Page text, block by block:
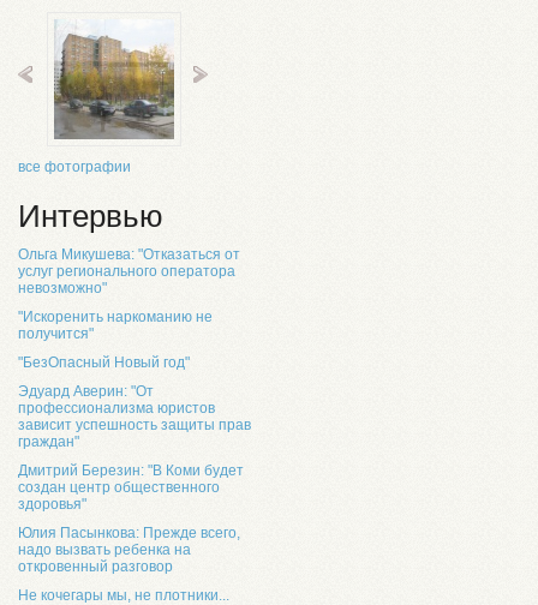
все фотографии
Интервью
Ольга Микушева: "Отказаться от
услуг регионального оператора
невозможно"
"Искоренить наркоманию не
получится"
"БезОпасный Новый год"
Эдуард Аверин: "От
профессионализма юристов
зависит успешность защиты прав
граждан"
Дмитрий Березин: "В Коми будет
создан центр общественного
здоровья"
Юлия Пасынкова: Прежде всего,
надо вызвать ребенка на
откровенный разговор
Не кочегары мы, не плотники...